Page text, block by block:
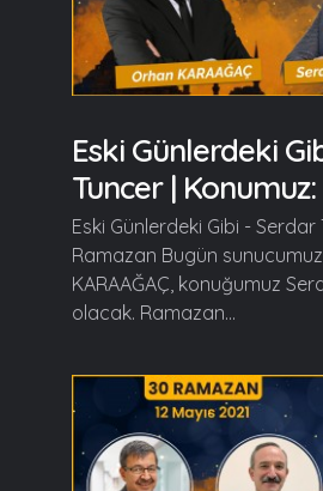
Eski Günlerdeki
Tuncer |
Eski Günlerdeki Gibi - Serdar
Ramazan Bugün
KARAAĞAÇ, konuğumuz
olacak. Ramazan...